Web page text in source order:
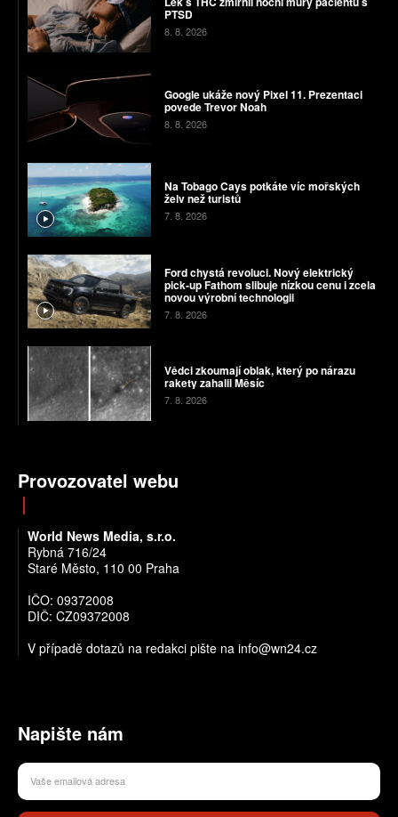
PTSD
8. 8. 2026
Google ukáže nový Pixel 11. Prezentaci
povede Trevor Noah
8. 8. 2026
Na Tobago Cays potkáte víc mořských
želv než turistů
7. 8. 2026
Ford chystá revoluci. Nový elektrický
pick-up Fathom slibuje nízkou cenu i zcela
novou výrobní technologii
7. 8. 2026
Vědci zkoumají oblak, který po nárazu
rakety zahalil Měsíc
7. 8. 2026
Provozovatel webu
World News Media, s.r.o.
Rybná 716/24
Staré Město, 110 00 Praha
IČO: 09372008
DIČ: CZ09372008
V případě dotazů na redakci pište na info@wn24.cz
Napište nám